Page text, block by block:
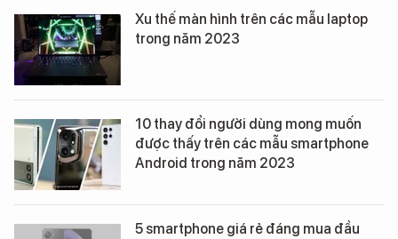
Xu thế màn hình trên các mẫu laptop
trong năm 2023
10 thay đổi người dùng mong muốn
được thấy trên các mẫu smartphone
Android trong năm 2023
5 smartphone giá rẻ đáng mua đầu